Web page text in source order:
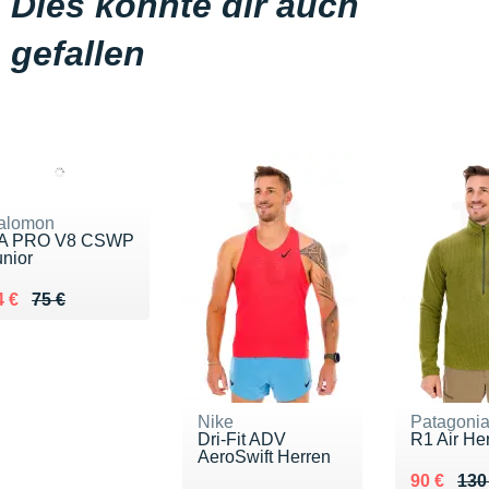
gefallen
PRO V8 CSWP
75 €
lieu de 75 €
€ 54 €
Nike
Dri-Fit ADV
AeroSwift Herren
Patagonia
R1 Air
Au lieu
90 €
Vendu